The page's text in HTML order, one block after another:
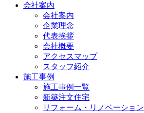
会社案内
会社案内
企業理念
代表挨拶
会社概要
アクセスマップ
スタッフ紹介
施工事例
施工事例一覧
新築注文住宅
リフォーム・リノベーション